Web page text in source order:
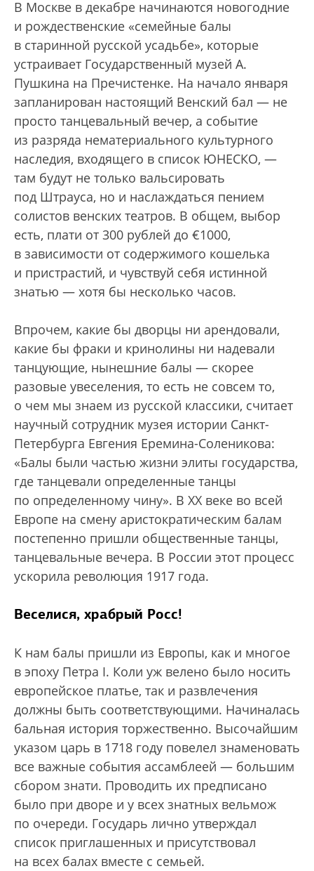
В Москве в декабре начинаются новогодние
и рождественские «семейные балы
в старинной русской усадьбе», которые
устраивает Государственный музей А.
Пушкина на Пречистенке. На начало января
запланирован настоящий Венский бал — не
просто танцевальный вечер, а событие
из разряда нематериального культурного
наследия, входящего в список ЮНЕСКО, —
там будут не только вальсировать
под Штрауса, но и наслаждаться пением
солистов венских театров. В общем, выбор
есть, плати от 300 рублей до €1000,
в зависимости от содержимого кошелька
и пристрастий, и чувствуй себя истинной
знатью — хотя бы несколько часов.
Впрочем, какие бы дворцы ни арендовали,
какие бы фраки и кринолины ни надевали
танцующие, нынешние балы — скорее
разовые увеселения, то есть не совсем то,
о чем мы знаем из русской классики, считает
научный сотрудник музея истории Санкт-
Петербурга Евгения Еремина-Соленикова:
«Балы были частью жизни элиты государства,
где танцевали определенные танцы
по определенному чину». В XX веке во всей
Европе на смену аристократическим балам
постепенно пришли общественные танцы,
танцевальные вечера. В России этот процесс
ускорила революция 1917 года.
Веселися, храбрый Росс!
К нам балы пришли из Европы, как и многое
в эпоху Петра I. Коли уж велено было носить
европейское платье, так и развлечения
должны быть соответствующими. Начиналась
бальная история торжественно. Высочайшим
указом царь в 1718 году повелел знаменовать
все важные события ассамблеей — большим
сбором знати. Проводить их предписано
было при дворе и у всех знатных вельмож
по очереди. Государь лично утверждал
список приглашенных и присутствовал
на всех балах вместе с семьей.